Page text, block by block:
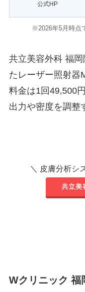
公式HP
※2026年5月時点
共立美容外科 福
たレーザー照射器
料金は1回49,500
出力や密度を調整
＼ 皮膚分析シ
共立美
Wクリニック 福